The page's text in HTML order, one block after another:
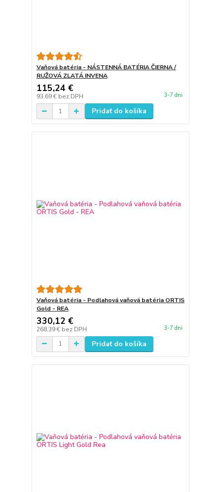
Vaňová batéria - NÁSTENNÁ BATÉRIA ČIERNA /
RUŽOVÁ ZLATÁ INVENA
115,24 €
93,69 € bez DPH 3-7 dni
Pridať do košíka
Vaňová batéria - Podlahová vaňová batéria ORTIS
Gold - REA
330,12 €
268,39 € bez DPH 3-7 dni
Pridať do košíka